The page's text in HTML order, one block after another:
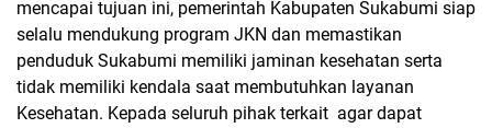
mencapai tujuan ini, pemerintah Kabupaten Sukabumi siap
selalu mendukung program JKN dan memastikan
penduduk Sukabumi memiliki jaminan kesehatan serta
tidak memiliki kendala saat membutuhkan layanan
Kesehatan. Kepada seluruh pihak terkait agar dapat